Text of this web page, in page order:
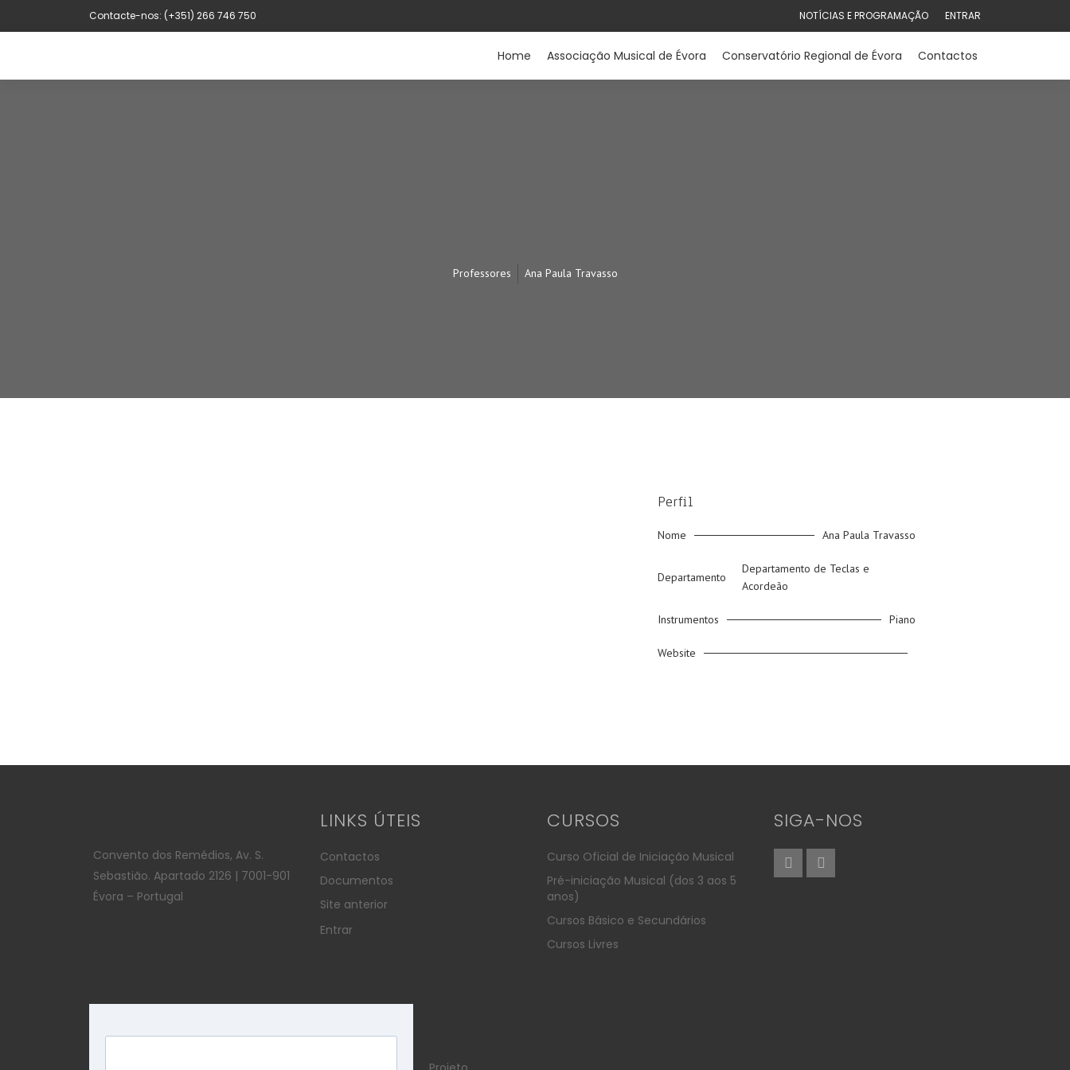
Contacte-nos: (+351) 266 746 750 NOTÍCIAS E PROGRAMAÇÃO ENTRAR
Home Associação Musical de Évora Conservatório Regional de Évora Contactos
Professores Ana Paula Travasso
Perfil
Nome Ana Paula Travasso
Departamento
Departamento de Teclas e
Acordeão
Instrumentos Piano
Website
Convento dos Remédios, Av. S.
Sebastião. Apartado 2126 | 7001-901
Évora – Portugal
LINKS ÚTEIS
Contactos
Documentos
Site anterior
Entrar
CURSOS
Curso Oficial de Iniciação Musical
Pré-iniciação Musical (dos 3 aos 5
anos)
Cursos Básico e Secundários
Cursos Livres
SIGA-NOS